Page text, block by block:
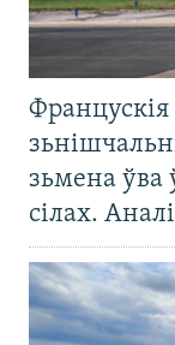
Францускія
зьмена ўва
сілах.